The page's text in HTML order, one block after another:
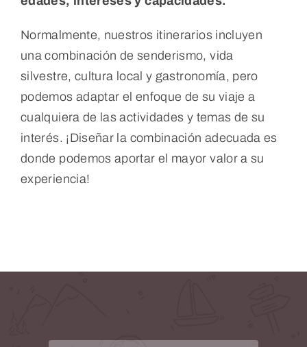
Normalmente, nuestros itinerarios incluyen
una combinación de senderismo, vida
silvestre, cultura local y gastronomía, pero
podemos adaptar el enfoque de su viaje a
cualquiera de las actividades y temas de su
interés. ¡Diseñar la combinación adecuada es
donde podemos aportar el mayor valor a su
experiencia!